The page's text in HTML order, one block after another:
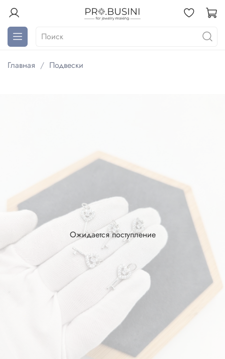
Главная Подвески
Ожидается поступление